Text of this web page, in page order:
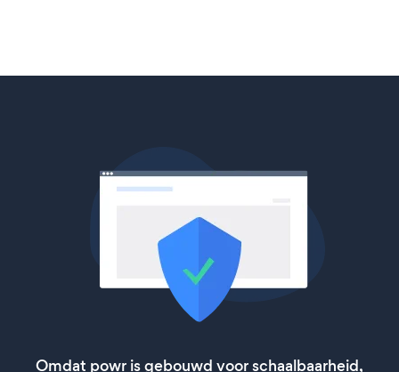
Omdat powr is gebouwd voor schaalbaarheid,